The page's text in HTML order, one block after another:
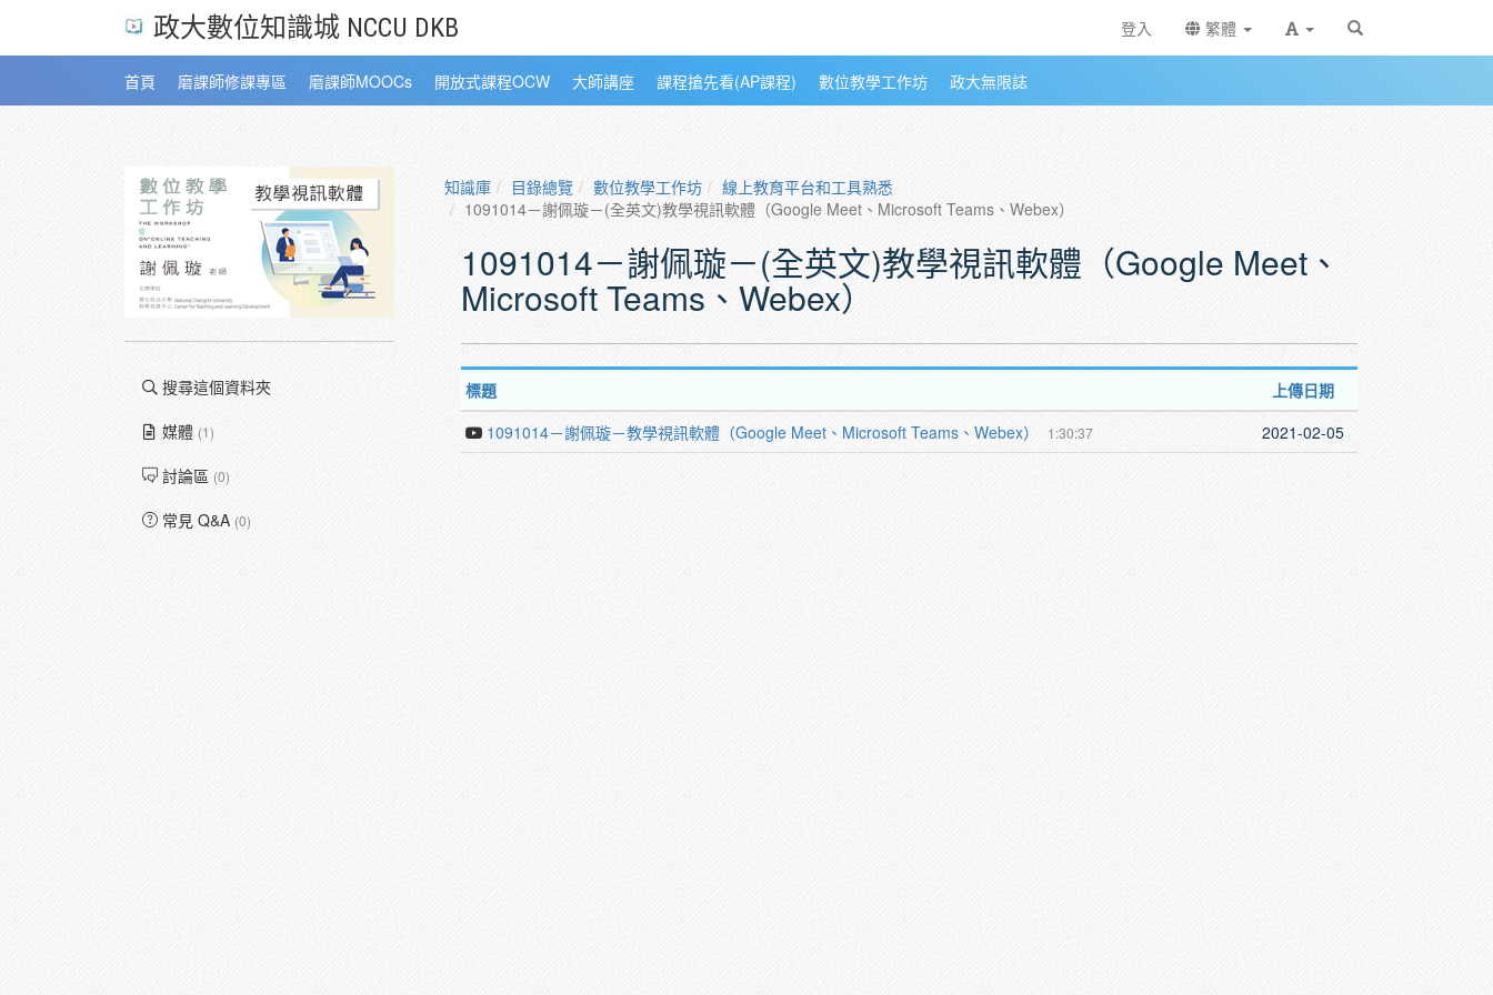
政大數位知識城 NCCU DKB 登入 繁體
首頁 磨課師修課專區 磨課師MOOCs 開放式課程OCW 大師講座 課程搶先看(AP課程) 數位教學工作坊 政大無限誌
搜尋這個資料夾
媒體 (1)
討論區 (0)
常見 Q&A (0)
知識庫 目錄總覽 數位教學工作坊
線上教育平台和工具熟悉
1091014－謝佩璇－(全英文)教學視訊軟體（Google Meet、Microsoft Teams、Webex）
1091014－謝佩璇－(全英文)教學視訊軟體（Google Meet、
Microsoft Teams、Webex）
標題 上傳日期
1:30:37
1091014－謝佩璇－教學視訊軟體（Google Meet、Microsoft Teams、Webex） 2021-02-05